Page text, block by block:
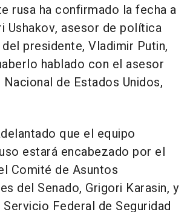
rusa ha confirmado la fecha a
Ushakov, asesor de política
presidente, Vladimir Putin,
hablado con el asesor
Nacional de Estados Unidos,
que el equipo
estará encabezado por el
Comité de Asuntos
del Senado, Grigori Karasin, y
Federal de Seguridad